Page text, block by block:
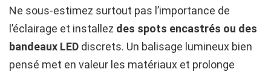
Ne sous-estimez surtout pas l’importance de
l’éclairage et installez des spots encastrés ou des
bandeaux LED discrets. Un balisage lumineux bien
pensé met en valeur les matériaux et prolonge